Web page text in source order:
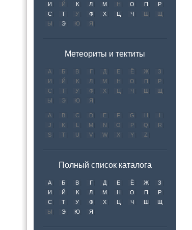
И
Й К Л М Н О П
Р
С
Т У Ф Х Ц Ч Ш
Щ
Ы
Э Ю Я
Метеориты и тектиты
А Б В Г Д Е Ё Ж
З
И
Й К Л М Н О П
Р
С
Т У Ф Х Ц Ч Ш
Щ
Ы
Э Ю Я
A B C D E F G H
I
J
K L M N O P Q
R
S
T U V W X Y Z
Полный список каталога
А Б В Г Д Е Ё Ж
З
И
Й К Л М Н О П
Р
С
Т У Ф Х Ц Ч Ш
Щ
Ы
Э Ю Я